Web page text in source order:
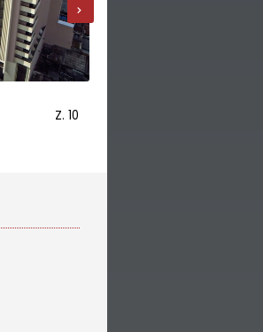
Z. 10
›